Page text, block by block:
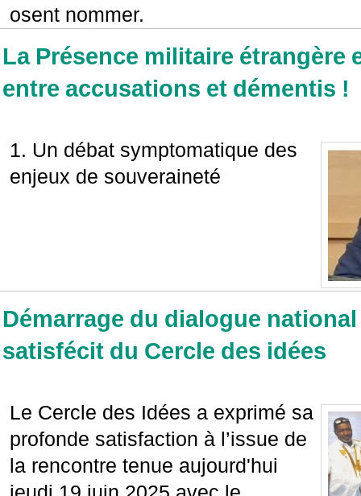
osent nommer.
La Présence militaire étrangère
entre accusations et démentis !
1. Un débat symptomatique des
enjeux de souveraineté
Démarrage du dialogue
satisfécit du Cercle des idées
Le Cercle des Idées a exprimé sa
profonde satisfaction à l’issue de
la rencontre tenue aujourd'hui